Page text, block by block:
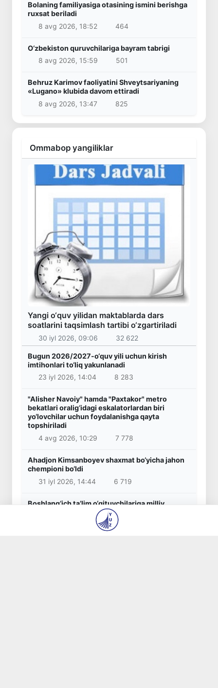
Bolaning familiyasiga otasining ismini berishga
ruxsat beriladi
8 avg 2026, 18:52
464
O‘zbekiston quruvchilariga bayram tabrigi
8 avg 2026, 15:59
501
Behruz Karimov faoliyatini Shveytsariyaning
«Lugano» klubida davom ettiradi
8 avg 2026, 13:47
825
Ommabop yangiliklar
Yangi o‘quv yilidan maktablarda dars
soatlarini taqsimlash tartibi o‘zgartiriladi
30 iyl 2026, 09:06 32 622
Bugun 2026/2027-o‘quv yili uchun kirish
imtihonlari to‘liq yakunlanadi
23 iyl 2026, 14:04
8 283
"Alisher Navoiy" hamda "Paxtakor" metro
bekatlari oralig‘idagi eskalatorlardan biri
yo‘lovchilar uchun foydalanishga qayta
topshiriladi
4 avg 2026, 10:29
7 778
Ahadjon Kimsanboyev shaxmat bo‘yicha jahon
chempioni bo‘ldi
31 iyl 2026, 14:44
6 719
Boshlang‘ich ta’lim o‘qituvchilariga milliy
sertifikat berish bo‘yicha imtihonlarni o‘tkazish